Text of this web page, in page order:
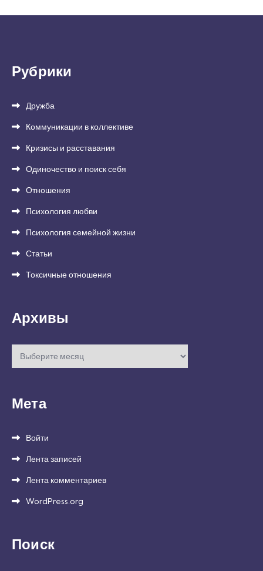
Рубрики
Дружба
Коммуникации в коллективе
Кризисы и расставания
Одиночество и поиск себя
Отношения
Психология любви
Психология семейной жизни
Статьи
Токсичные отношения
Архивы
Архивы
Мета
Войти
Лента записей
Лента комментариев
WordPress.org
Поиск